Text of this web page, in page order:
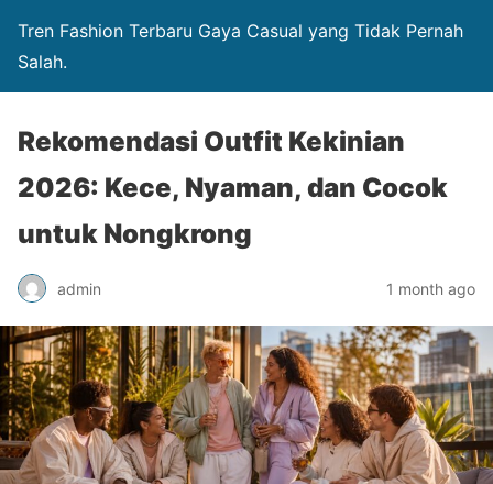
Tren Fashion Terbaru Gaya Casual yang Tidak Pernah
Salah.
Rekomendasi Outfit Kekinian
2026: Kece, Nyaman, dan Cocok
untuk Nongkrong
admin 1 month ago